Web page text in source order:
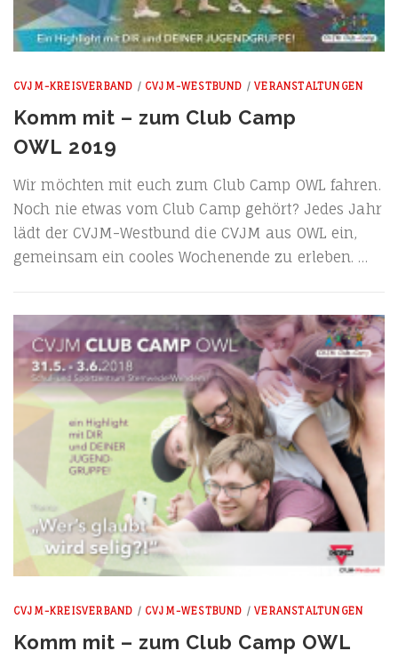
CVJM-KREISVERBAND / CVJM-WESTBUND /VERANSTALTUNGEN
Komm mit – zum Club Camp
OWL 2019
Wir möch­ten mit euch zum Club Camp OWL fah­ren.
Noch nie etwas vom Club Camp gehört? Jedes Jahr
lädt der CVJM-Wes­t­­bund die CVJM aus OWL ein,
gemein­sam ein coo­les Wochen­en­de zu erleben. …
CVJM-KREISVERBAND / CVJM-WESTBUND /VERANSTALTUNGEN
Komm mit – zum Club Camp OWL